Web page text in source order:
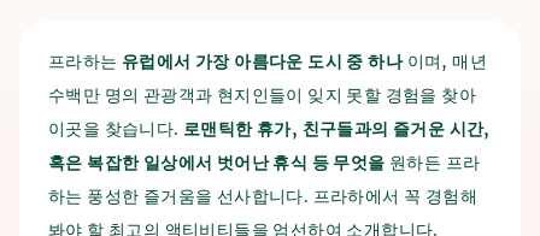
어
E-shop
블로그
FAQ
프라하는 유럽에서 가장 아름다운 도시 중 하나 이며, 매년
수백만 명의 관광객과 현지인들이 잊지 못할 경험을 찾아
이곳을 찾습니다. 로맨틱한 휴가, 친구들과의 즐거운 시간,
혹은 복잡한 일상에서 벗어난 휴식 등 무엇을 원하든 프라
하는 풍성한 즐거움을 선사합니다. 프라하에서 꼭 경험해
봐야 할 최고의 액티비티들을 엄선하여 소개합니다.
맥주 목욕의 역사
스파 자체는 4,000년 전 인도에서 등장했습니다. 고대 중국
인과 이집트인들도 스파가 인체에 미치는 유익한 효과를 알고
있었습니다. 맥주 생산의 역사는 기원전 7천년경으로 거슬러
맥주와 맥아생산의 역사
맥주 생산의 역사는 기원전 7천년경으로 거슬러 올라가며, 고
대 수메르인들이 다소 우연히 맥주를 발견했습니다. 맥주 제
조 방법은 그들이 재배한 곡물을 잘못 보관하면서 시작되었습